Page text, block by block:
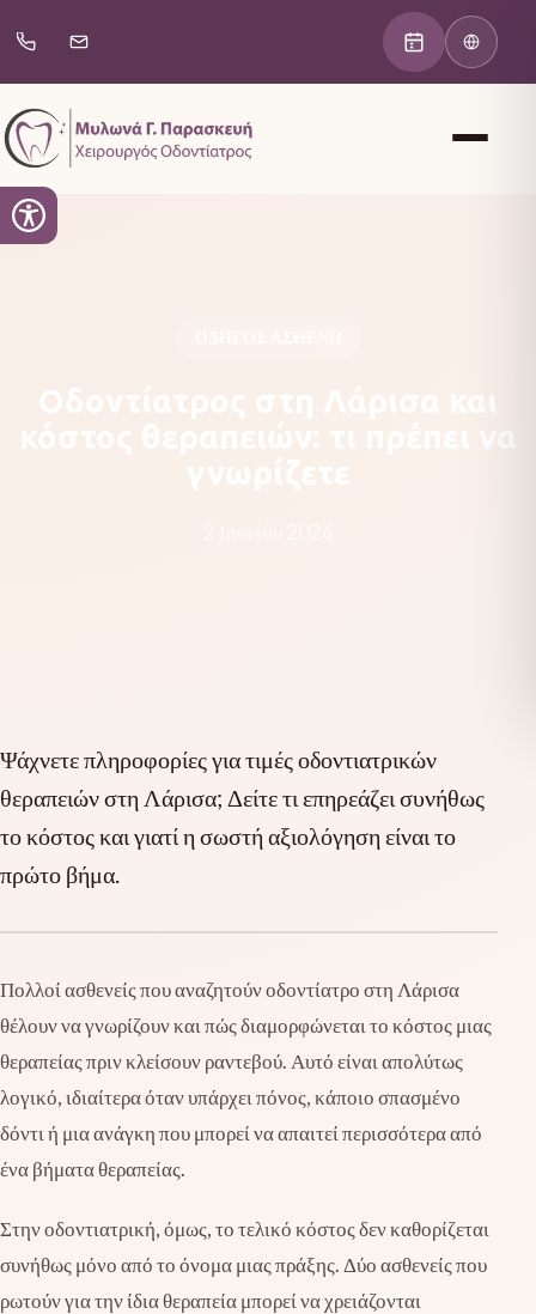
Ψάχνετε πληροφορίες για τιμές οδοντιατρικών
θεραπειών στη Λάρισα; Δείτε τι επηρεάζει συνήθως
το κόστος και γιατί η σωστή αξιολόγηση είναι το
πρώτο βήμα.
Πολλοί ασθενείς που αναζητούν οδοντίατρο στη Λάρισα
θέλουν να γνωρίζουν και πώς διαμορφώνεται το κόστος μιας
θεραπείας πριν κλείσουν ραντεβού. Αυτό είναι απολύτως
λογικό, ιδιαίτερα όταν υπάρχει πόνος, κάποιο σπασμένο
δόντι ή μια ανάγκη που μπορεί να απαιτεί περισσότερα από
ένα βήματα θεραπείας.
Στην οδοντιατρική, όμως, το τελικό κόστος δεν καθορίζεται
συνήθως μόνο από το όνομα μιας πράξης. Δύο ασθενείς που
ρωτούν για την ίδια θεραπεία μπορεί να χρειάζονται